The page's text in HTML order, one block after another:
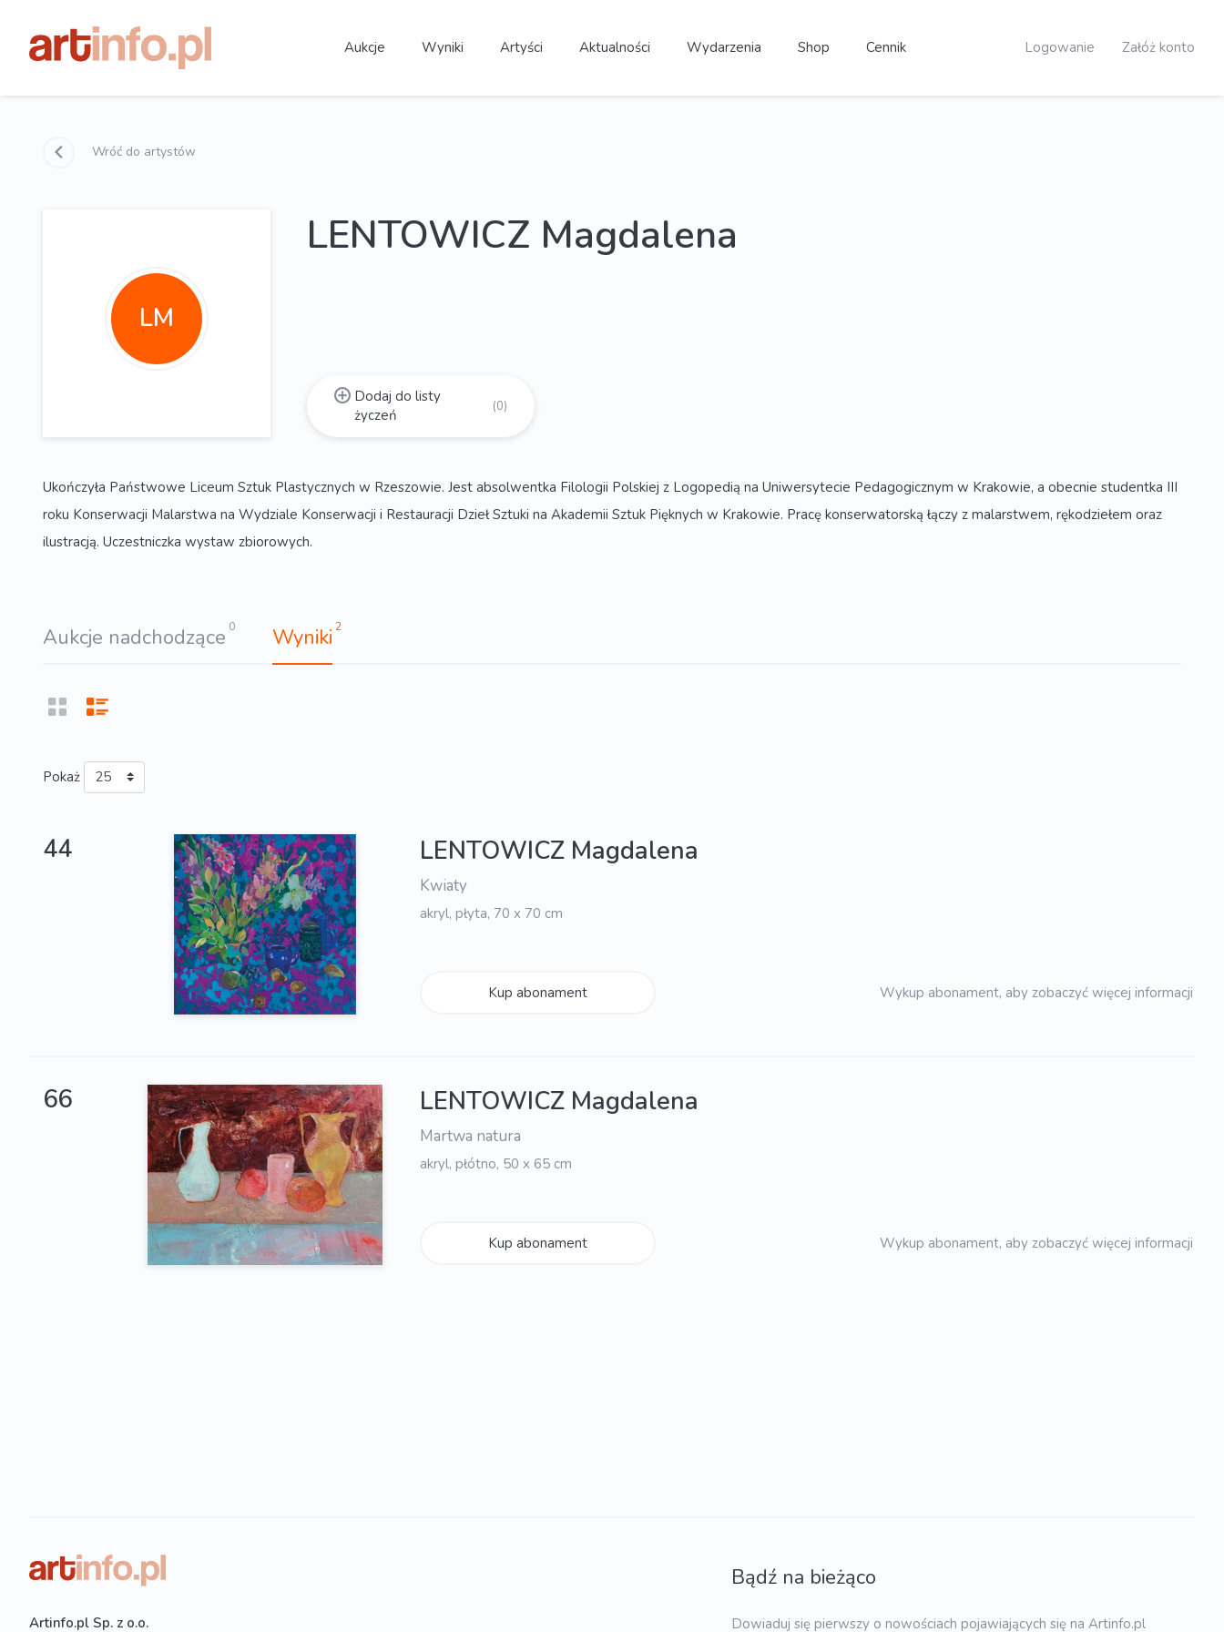
Aukcje Wyniki Artyści Aktualności Wydarzenia Shop Cennik Logowanie Załóż konto
Wróć do artystów
LM
LENTOWICZ Magdalena
Dodaj do listy
życzeń
(0)
Ukończyła Państwowe Liceum Sztuk Plastycznych w Rzeszowie. Jest absolwentka Filologii Polskiej z Logopedią na Uniwersytecie Pedagogicznym w Krakowie, a obecnie studentka III
roku Konserwacji Malarstwa na Wydziale Konserwacji i Restauracji Dzieł Sztuki na Akademii Sztuk Pięknych w Krakowie. Pracę konserwatorską łączy z malarstwem, rękodziełem oraz
ilustracją. Uczestniczka wystaw zbiorowych.
Aukcje nadchodzące 0 Wyniki 2
Pokaż
44 LENTOWICZ Magdalena
Kwiaty
akryl, płyta, 70 x 70 cm
Kup abonament Wykup abonament, aby zobaczyć więcej informacji
66 LENTOWICZ Magdalena
Martwa natura
akryl, płótno, 50 x 65 cm
Kup abonament Wykup abonament, aby zobaczyć więcej informacji
Artinfo.pl Sp. z o.o.
Bądź na bieżąco
Dowiaduj się pierwszy o nowościach pojawiających się na Artinfo.pl